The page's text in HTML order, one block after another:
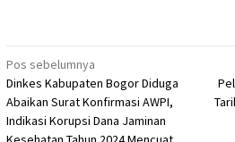
Navigasi
pos
Pos sebelumnya
Dinkes Kabupaten Bogor Diduga
Abaikan Surat Konfirmasi AWPI,
Indikasi Korupsi Dana Jaminan